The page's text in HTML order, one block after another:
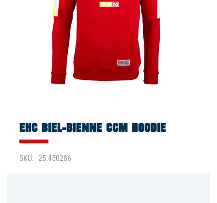
springen
EHC BIEL-BIENNE CCM HOODIE
SKU 25.450286